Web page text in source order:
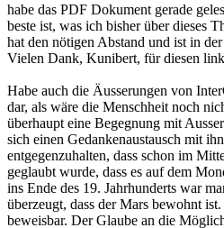
habe das PDF Dokument gerade
beste ist, was ich bisher über dieses
hat den nötigen Abstand und ist in
Vielen Dank, Kunibert, für diesen
Habe auch die Äusserungen von
dar, als wäre die Menschheit noch
überhaupt eine Begegnung mit
sich einen Gedankenaustausch mit
entgegenzuhalten, dass schon im
geglaubt wurde, dass es auf dem
ins Ende des 19. Jahrhunderts war
überzeugt, dass der Mars bewohnt
beweisbar. Der Glaube an die